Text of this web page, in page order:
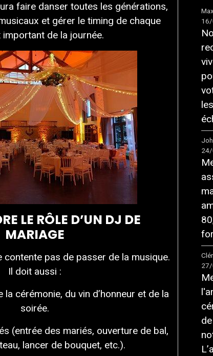
faire danser toutes les générations,
et gérer le timing de chaque
important de la journée.
LE RÔLE D’UN DJ DE
MARIAGE
contente pas de passer de la musique.
Il doit aussi :
cérémonie, du vin d’honneur et de la
soirée.
(entrée des mariés, ouverture de bal,
lancer de bouquet, etc.).